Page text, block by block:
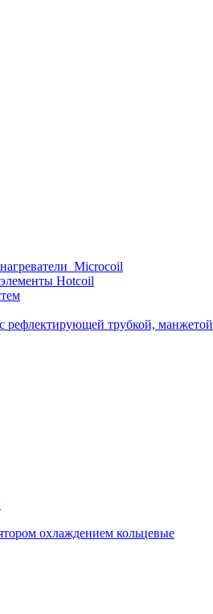
Hotcoil
рефлектирующей трубкой, манжетой
охлаждением кольцевые